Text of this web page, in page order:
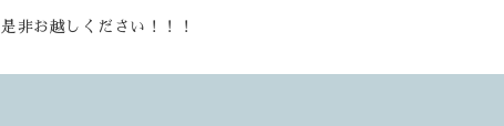
是非お越しください！！！